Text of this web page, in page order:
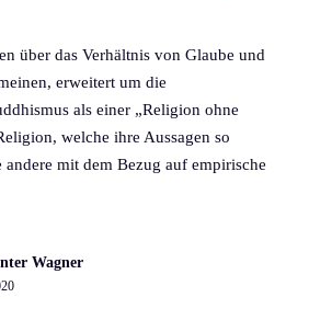
über das Verhältnis von Glaube und
erweitert um die
als einer „Religion ohne
welche ihre Aussagen so
mit dem Bezug auf empirische
Wagner